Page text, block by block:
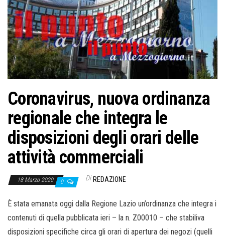
Coronavirus, nuova ordinanza
regionale che integra le
disposizioni degli orari delle
attività commerciali
18 Marzo 2020 0 Di REDAZIONE
È stata emanata oggi dalla Regione Lazio un’ordinanza che integra i
contenuti di quella pubblicata ieri – la n. Z00010 – che stabiliva
disposizioni specifiche circa gli orari di apertura dei negozi (quelli